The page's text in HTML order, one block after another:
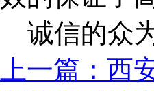
诚信的众
上一篇：西